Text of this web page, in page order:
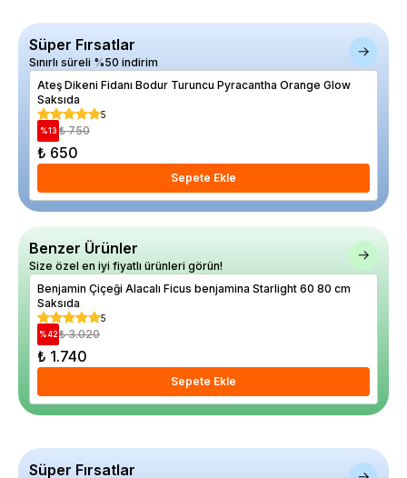
Süper Fırsatlar
Sınırlı süreli %50 indirim
Ateş Dikeni Fidanı Bodur Turuncu Pyracantha Orange Glow
Saksıda
5
%13 ₺ 750
₺ 650
Sepete Ekle
Benzer Ürünler
Size özel en iyi fiyatlı ürünleri görün!
Benjamin Çiçeği Alacalı Ficus benjamina Starlight 60 80 cm
Saksıda
5
%42 ₺ 3.020
₺ 1.740
Sepete Ekle
Süper Fırsatlar